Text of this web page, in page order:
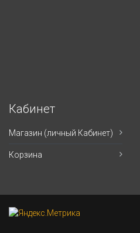
Кабинет
Магазин (личный Кабинет)
Корзина